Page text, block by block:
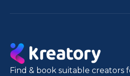
Find & book suitable creators